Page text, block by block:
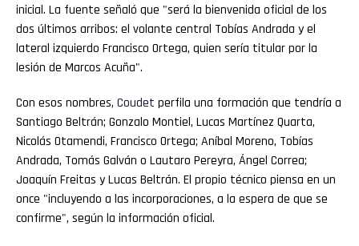
inicial. La fuente señaló que "será la bienvenida oficial de los
dos últimos arribos: el volante central Tobías Andrada y el
lateral izquierdo Francisco Ortega, quien sería titular por la
lesión de Marcos Acuña".
Con esos nombres, Coudet perfila una formación que tendría a
Santiago Beltrán; Gonzalo Montiel, Lucas Martínez Quarta,
Nicolás Otamendi, Francisco Ortega; Aníbal Moreno, Tobías
Andrada, Tomás Galván o Lautaro Pereyra, Ángel Correa;
Joaquín Freitas y Lucas Beltrán. El propio técnico piensa en un
once "incluyendo a las incorporaciones, a la espera de que se
confirme", según la información oficial.